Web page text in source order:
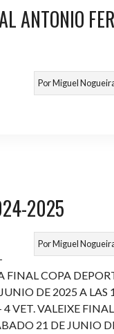
ANTONIO
PorMiguel
2025
PorMiguel
COPA
DE 2025 A LAS
VET. VALEIXE
21 DE JUNIO